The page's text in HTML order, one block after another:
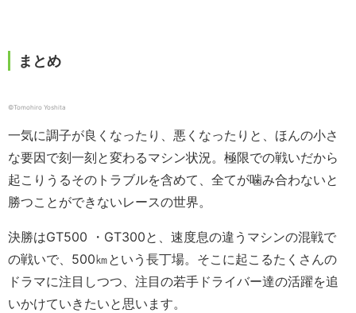
まとめ
©︎Tomohiro Yoshita
一気に調子が良くなったり、悪くなったりと、ほんの小さ
な要因で刻一刻と変わるマシン状況。極限での戦いだから
起こりうるそのトラブルを含めて、全てが噛み合わないと
勝つことができないレースの世界。
決勝はGT500 ・GT300と、速度息の違うマシンの混戦で
の戦いで、500㎞という長丁場。そこに起こるたくさんの
ドラマに注目しつつ、注目の若手ドライバー達の活躍を追
いかけていきたいと思います。